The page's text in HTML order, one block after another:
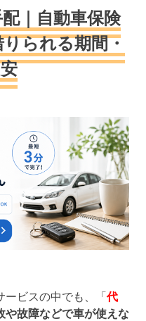
｜自動車保険
られる期間・
ービスの中でも、「代
や故障などで車が使えな